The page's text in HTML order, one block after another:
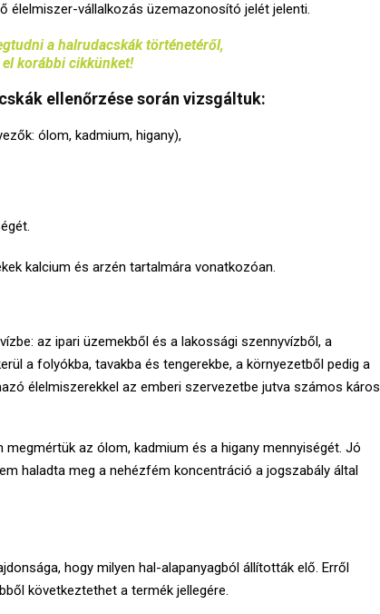
élelmiszer-vállalkozás üzemazonosító jelét jelenti.
a halrudacskák történetéről,
korábbi cikkünket!
ellenőrzése során vizsgáltuk:
ólom, kadmium, higany),
kalcium és arzén tartalmára vonatkozóan.
az ipari üzemekből és a lakossági szennyvízből, a
a folyókba, tavakba és tengerekbe, a környezetből pedig a
élelmiszerekkel az emberi szervezetbe jutva számos káros
az ólom, kadmium és a higany mennyiségét. Jó
haladta meg a nehézfém koncentráció a jogszabály által
hogy milyen hal-alapanyagból állították elő. Erről
következtethet a termék jellegére.